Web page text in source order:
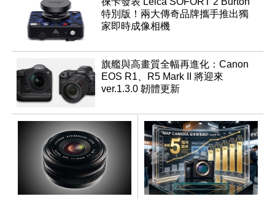
特別版！兩大傳奇品牌攜手推出獨
家即時成像相機
旗艦與高畫質全幅再進化：Canon
EOS R1、R5 Mark II 將迎來
ver.1.3.0 韌體更新